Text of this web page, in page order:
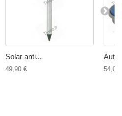
Solar anti...
49,90 € 54,00